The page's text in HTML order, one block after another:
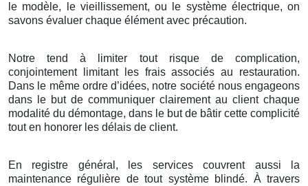
le modèle, le vieillissement, ou le système électrique, on
savons évaluer chaque élément avec précaution.
Notre tend à limiter tout risque de complication,
conjointement limitant les frais associés au restauration.
Dans le même ordre d’idées, notre société nous engageons
dans le but de communiquer clairement au client chaque
modalité du démontage, dans le but de bâtir cette complicité
tout en honorer les délais de client.
En registre général, les services couvrent aussi la
maintenance régulière de tout système blindé. À travers